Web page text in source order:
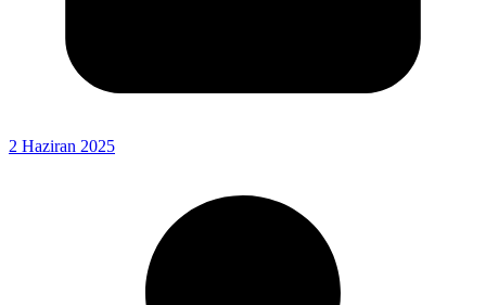
2 Haziran 2025